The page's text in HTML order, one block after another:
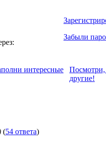
Забыли
интересные
Посмотри,
другие!
(54 ответа)